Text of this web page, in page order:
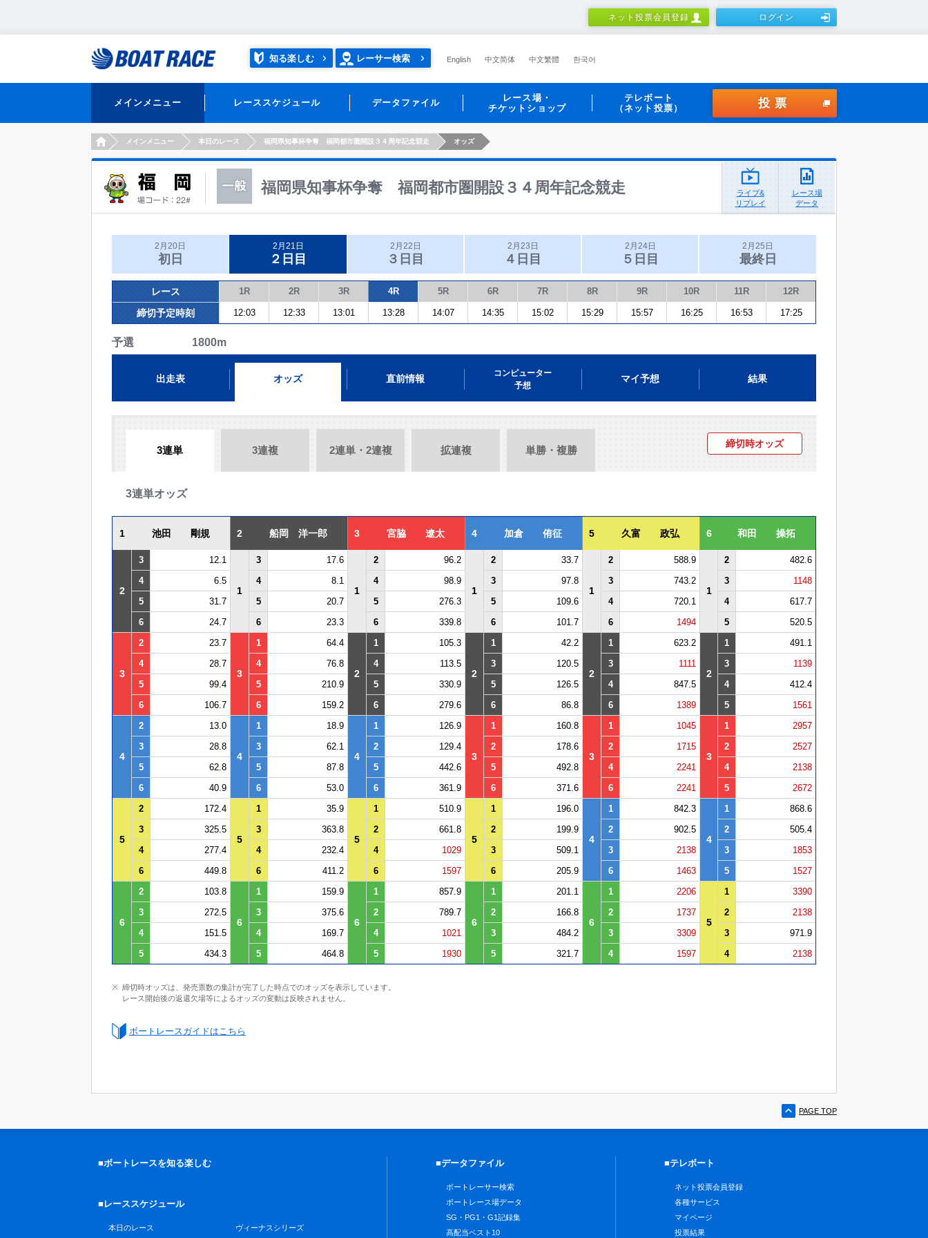
ネット投票会員登録 ログイン
知る楽しむ レーサー検索 English 中文简体 中文繁體 한국어
メインメニュー レーススケジュール データファイル
レース場・
チケットショップ
テレボート
（ネット投票）
投票
HOMEメインメニュー 本日のレース 福岡県知事杯争奪 福岡都市圏開設３４周年記念競走 オッズ
福岡県知事杯争奪 福岡都市圏開設３４周年記念競走
ライブ&
リプレイ
レース場
データ
2月20日
初日
2月21日
２日目
2月22日
３日目
2月23日
４日目
2月24日
５日目
2月25日
最終日
レース 1R 2R 3R 4R 5R 6R 7R 8R 9R 10R 11R 12R
締切予定時刻 12:03 12:33 13:01 13:28 14:07 14:35 15:02 15:29 15:57 16:25 16:53 17:25
予選 1800m
出走表 オッズ 直前情報
コンピューター
予想
マイ予想 結果
3連単 3連複 2連単・2連複 拡連複 単勝・複勝
締切時オッズ
3連単オッズ
1 池田 剛規 2 船岡 洋一郎 3 宮脇 遼太 4 加倉 侑征 5 久富 政弘 6 和田 操拓
2
3 12.1
1
3 17.6
1
2 96.2
1
2 33.7
1
2 588.9
1
2
482.6
4
6.5 4 8.1 4 98.9 3 97.8 3 743.2 3
1148
5
31.7 5 20.7 5 276.3 5 109.6 4 720.1 4
617.7
6
24.7 6 23.3 6 339.8 6 101.7 6 1494 5 520.5
3
2 23.7
3
1 64.4
2
1 105.3
2
1 42.2
2
1 623.2
2
1
491.1
4
28.7 4 76.8 4 113.5 3 120.5 3 1111 3
1139
5
99.4 5 210.9 5 330.9 5 126.5 4 847.5 4
412.4
6
106.7 6 159.2 6 279.6 6 86.8 6 1389 5 1561
4
2 13.0
4
1 18.9
4
1 126.9
3
1 160.8
3
1 1045
3
1
2957
3
28.8 3 62.1 2 129.4 2 178.6 2 1715 2
2527
5
62.8 5 87.8 5 442.6 5 492.8 4 2241 4
2138
6
40.9 6 53.0 6 361.9 6 371.6 6 2241 5 2672
5
2 172.4
5
1 35.9
5
1 510.9
5
1 196.0
4
1 842.3
4
1
868.6
3
325.5 3 363.8 2 661.8 2 199.9 2 902.5 2
505.4
4
277.4 4 232.4 4 1029 3 509.1 3 2138 3
1853
6
449.8 6 411.2 6 1597 6 205.9 6 1463 5 1527
6
2 103.8
6
1 159.9
6
1 857.9
6
1 201.1
6
1 2206
5
1
3390
3
272.5 3 375.6 2 789.7 2 166.8 2 1737 2
2138
4
151.5 4 169.7 4 1021 3 484.2 3 3309 3
971.9
5
434.3 5 464.8 5 1930 5 321.7 4 1597 4 2138
締切時オッズは、発売票数の集計が完了した時点でのオッズを表示しています。
レース開始後の返還欠場等によるオッズの変動は反映されません。
ボートレースガイドはこちら
PAGE TOP
■ボートレースを知る楽しむ
■レーススケジュール
本日のレース ヴィーナスシリーズ
■データファイル
ボートレーサー検索
ボートレース場データ
SG・PG1・G1記録集
高配当ベスト10
■テレボート
ネット投票会員登録
各種サービス
マイページ
投票結果